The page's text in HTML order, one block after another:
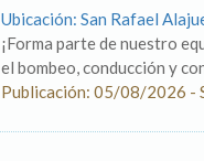
Ubicación: San Rafael
¡Forma parte de nuestro
el bombeo, conducción y
Publicación: 05/08/2026 -